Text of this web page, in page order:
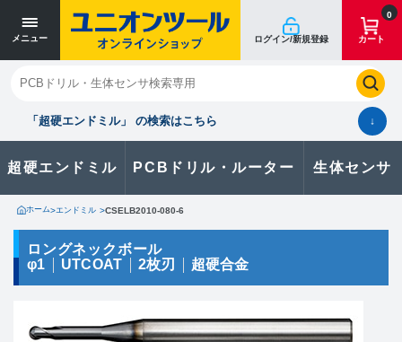
メニュー ログイン/新規登録
0
カート
「超硬エンドミル」 の検索はこちら ↓
超硬エンドミル PCBドリル・ルーター 生体センサ
閉じる
お気に入り クイックオーダー 購入履歴
製品に関するお問い合わせはこちら
カタログ一覧
ホーム>エンドミル >CSELB2010-080-6
ロングネックボール
φ1
UTCOAT 2枚刃 超硬合金
寸法単位 [mm]
寸法単位 [mm]